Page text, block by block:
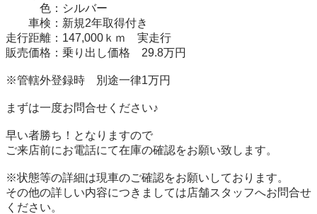
色：シルバー
車検：新規2年取得付き
走行距離：147,000ｋｍ　実走行
販売価格：乗り出し価格　29.8万円
※管轄外登録時　別途一律1万円
まずは一度お問合せください♪
早い者勝ち！となりますので
ご来店前にお電話にて在庫の確認をお願い致します。
※状態等の詳細は現車のご確認をお願いしております。
その他の詳しい内容につきましては店舗スタッフへお問合せ
ください。